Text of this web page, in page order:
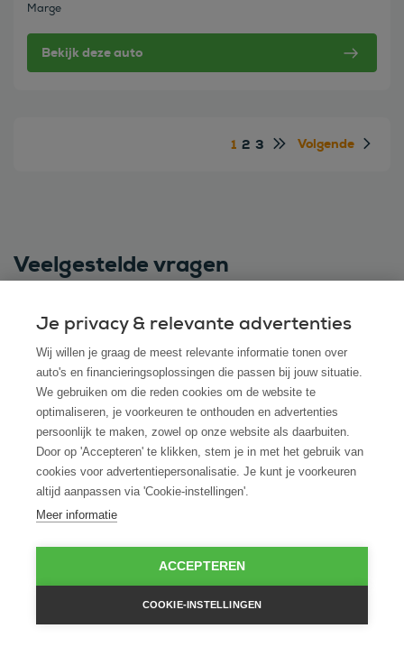
Marge
Bekijk deze auto
1 2 3 Volgende
Veelgestelde vragen
Wat is de ‘quattro’ technologie van Audi?
Zijn er extra kosten bij het leasen van een
Audi via ROS Finance?
Kan ik een zelf de Audi kiezen die ik wil
leasen?
Wat gebeurt er aan het einde van het
Welke Audi-modellen kan ik leasen via ROS
Je privacy & relevante advertenties
Wij willen je graag de meest relevante informatie tonen over
auto's en financieringsoplossingen die passen bij jouw situatie.
We gebruiken om die reden cookies om de website te
optimaliseren, je voorkeuren te onthouden en advertenties
persoonlijk te maken, zowel op onze website als daarbuiten.
Door op 'Accepteren' te klikken, stem je in met het gebruik van
cookies voor advertentiepersonalisatie. Je kunt je voorkeuren
altijd aanpassen via 'Cookie-instellingen'.
Meer informatie
ACCEPTEREN
COOKIE-INSTELLINGEN